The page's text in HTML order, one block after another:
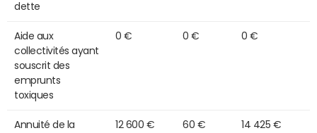
dette
Aide aux
collectivités ayant
souscrit des
emprunts
toxiques
0 € 0 € 0 €
Annuité de la
12 600 € 60 € 14 425 €